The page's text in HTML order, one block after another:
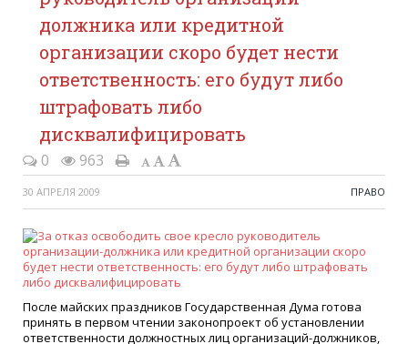
должника или кредитной
организации скоро будет нести
ответственность: его будут либо
штрафовать либо
дисквалифицировать
0 963
30 АПРЕЛЯ 2009 ПРАВО
После майских праздников Государственная Дума готова
принять в первом чтении законопроект об установлении
ответственности должностных лиц организаций-должников,